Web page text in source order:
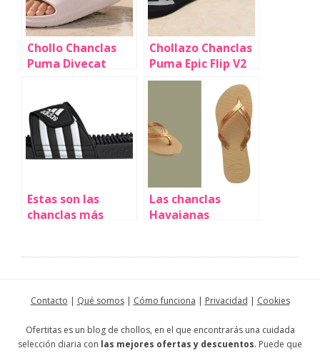
Chollo Chanclas
Puma Divecat
descuento)
Chollazo Chanclas
Puma Epic Flip V2
unisex por sólo
12,59€ (45% de
descuento) ¡Corre!
Estas son las
chanclas más
masajean los pies
cazar con una
rebaja arrolladora
Las chanclas
Havaianas
brillantes que
bronceado hoy
cuestan sólo
14,99€ y se
agotarán rápido
Contacto | Qué somos| Cómo funciona | Privacidad | Cookies
Ofertitas es un blog de chollos, en el que encontrarás una cuidada
selección diaria con las mejores ofertas y descuentos. Puede que